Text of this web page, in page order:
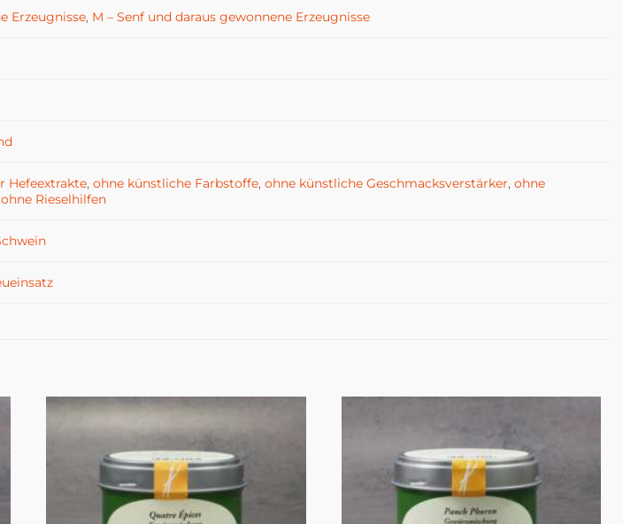
Erzeugnisse, M – Senf und daraus gewonnene Erzeugnisse
Hefeextrakte,ohne künstliche Farbstoffe,ohne künstliche Geschmacksverstärker,ohne
ohne Rieselhilfen